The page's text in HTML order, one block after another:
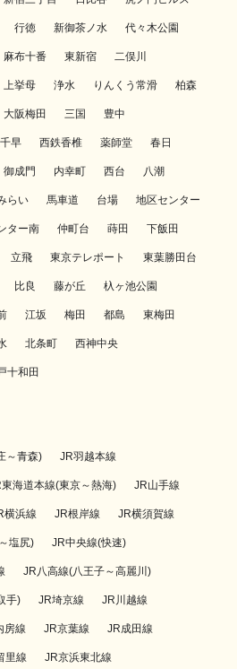
行徳 新御茶ノ水 代々木公園
麻布十番 東新宿 二俣川
上挙母 浄水 りんくう常滑 柏森
大阪梅田 三国 豊中
早 西鉄香椎 薬師堂 春日
御成門 内幸町 西台 八潮
らい 馬車道 台場 地区センター
ター南 仲町台 蒔田 下飯田
立飛 東京テレポート 東葉勝田台
比良 藤が丘 杁ヶ池公園
江坂 梅田 都島 東梅田
北条町 西神中央
十和田
～青森) JR羽越本線
海道本線(東京～熱海) JR山手線
横浜線 JR根岸線 JR横須賀線
塩尻) JR中央線(快速)
JR八高線(八王子～高麗川)
手) JR埼京線 JR川越線
房線 JR京葉線 JR成田線
里線 JR京浜東北線